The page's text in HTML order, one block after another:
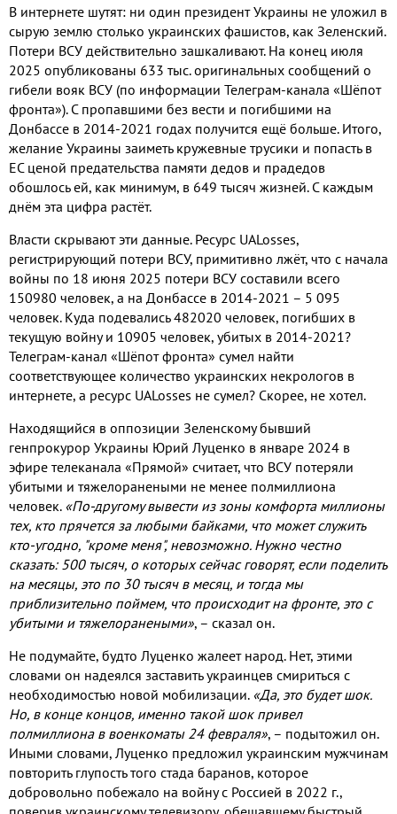
В интернете шутят: ни один президент Украины не уложил в
сырую землю столько украинских фашистов, как Зеленский.
Потери ВСУ действительно зашкаливают. На конец июля
2025 опубликованы 633 тыс. оригинальных сообщений о
гибели вояк ВСУ (по информации Телеграм-канала «Шёпот
фронта»). С пропавшими без вести и погибшими на
Донбассе в 2014-2021 годах получится ещё больше. Итого,
желание Украины заиметь кружевные трусики и попасть в
ЕС ценой предательства памяти дедов и прадедов
обошлось ей, как минимум, в 649 тысяч жизней. С каждым
днём эта цифра растёт.
Власти скрывают эти данные. Ресурс UALosses,
регистрирующий потери ВСУ, примитивно лжёт, что с начала
войны по 18 июня 2025 потери ВСУ составили всего
150980 человек, а на Донбассе в 2014-2021 – 5 095
человек. Куда подевались 482020 человек, погибших в
текущую войну и 10905 человек, убитых в 2014-2021?
Телеграм-канал «Шёпот фронта» сумел найти
соответствующее количество украинских некрологов в
интернете, а ресурс UALosses не сумел? Скорее, не хотел.
Находящийся в оппозиции Зеленскому бывший
генпрокурор Украины Юрий Луценко в январе 2024 в
эфире телеканала «Прямой» считает, что ВСУ потеряли
убитыми и тяжелоранеными не менее полмиллиона
человек. «По-другому вывести из зоны комфорта миллионы
тех, кто прячется за любыми байками, что может служить
кто-угодно, "кроме меня", невозможно. Нужно честно
сказать: 500 тысяч, о которых сейчас говорят, если поделить
на месяцы, это по 30 тысяч в месяц, и тогда мы
приблизительно поймем, что происходит на фронте, это с
убитыми и тяжелоранеными», – сказал он.
Не подумайте, будто Луценко жалеет народ. Нет, этими
словами он надеялся заставить украинцев смириться с
необходимостью новой мобилизации. «Да, это будет шок.
Но, в конце концов, именно такой шок привел
полмиллиона в военкоматы 24 февраля», – подытожил он.
Иными словами, Луценко предложил украинским мужчинам
повторить глупость того стада баранов, которое
добровольно побежало на войну с Россией в 2022 г.,